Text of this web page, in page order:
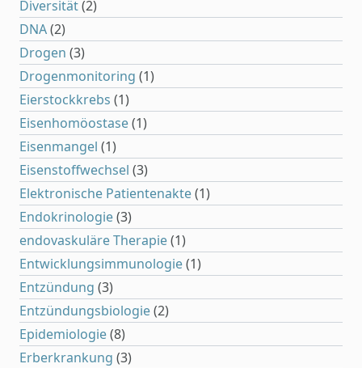
Diversität(2)
DNA(2)
Drogen (3)
Drogenmonitoring (1)
Eierstockkrebs (1)
Eisenhomöostase(1)
Eisenmangel (1)
Eisenstoffwechsel (3)
Elektronische Patientenakte(1)
Endokrinologie(3)
endovaskuläre Therapie(1)
Entwicklungsimmunologie(1)
Entzündung (3)
Entzündungsbiologie(2)
Epidemiologie(8)
Erberkrankung (3)